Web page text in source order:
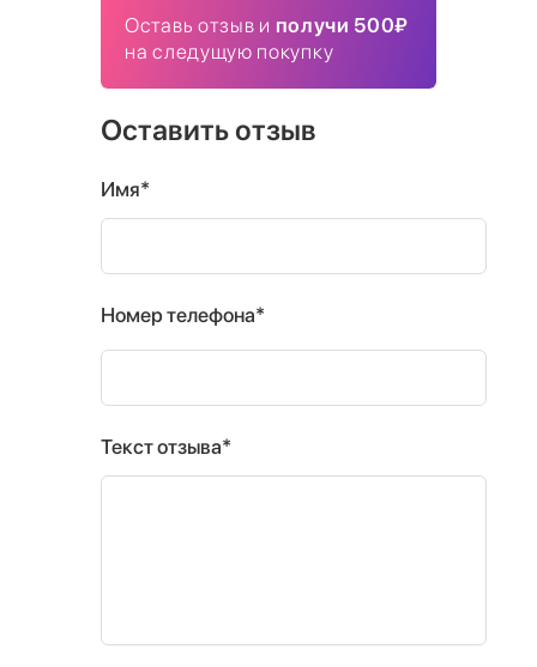
Оставь отзыв и получи 500₽
на следущую покупку
Оставить отзыв
Имя*
Номер телефона*
Текст отзыва*